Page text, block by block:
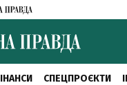
СПЕЦПРОЄКТИ